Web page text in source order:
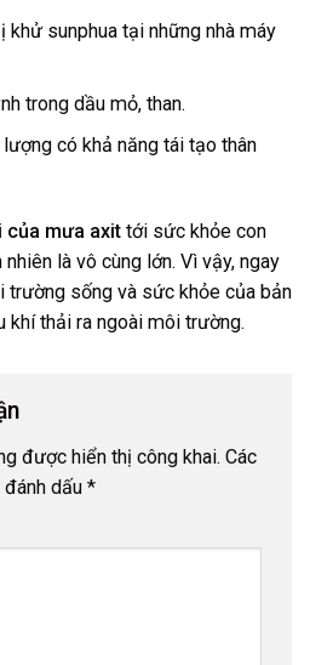
sunphua tại những nhà máy
trong dầu mỏ, than.
có khả năng tái tạo thân
của mưa axit tới sức khỏe con
là vô cùng lớn. Vì vậy, ngay
trường sống và sức khỏe của bản
khí thải ra ngoài môi trường.
được hiển thị công khai. Các
dấu *